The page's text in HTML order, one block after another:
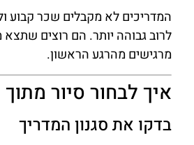
המדריכים לא מקבלים שכר קבוע
לרוב גבוהה יותר. הם רוצים
מרגישים מהרגע הראשון.
איך לבחור סיור
בדקו את סגנון המדריך